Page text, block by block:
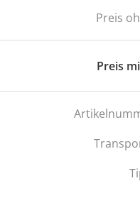
Preis
Preis